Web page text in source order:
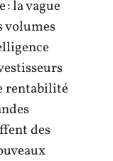
: la vague
volumes
rentabilité
des